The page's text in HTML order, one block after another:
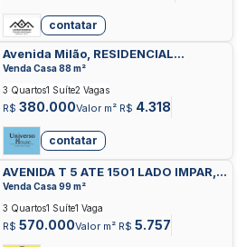
contatar
Avenida Milão, RESIDENCIAL
ELDORADO, GOIANIA
Venda Casa 88 m²
R$ 380.000Valor m² R$ 4.318
3 Quartos1 Suíte2 Vagas
contatar
AVENIDA T 5 ATE 1501 LADO IMPAR,
SETOR BUENO, GOIANIA
Venda Casa 99 m²
R$ 570.000Valor m² R$ 5.757
3 Quartos1 Suíte1 Vaga